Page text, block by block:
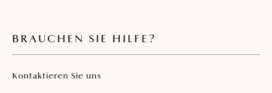
BRAUCHEN SIE HILFE?
Kontaktieren Sie uns